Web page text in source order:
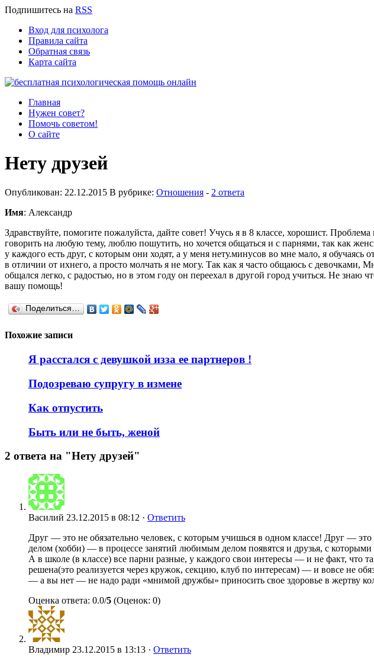
Подпишитесь на RSS
Вход для психолога
Правила сайта
Обратная связь
Карта сайта
Главная
Нужен совет?
Помочь советом!
О сайте
Нету друзей
Опубликован: 22.12.2015 В рубрике: Отношения - 2 ответа
Имя: Александр
Здравствуйте, помогите пожалуйста, дайте совет! Учусь я в 8 классе, хорошист.
говорить на любую тему, люблю пошутить, но хочется общаться и с парнями, так как
у каждого есть друг, с которым они ходят, а у меня нету.минусов во мне мало, я
в отличии от ихнего, а просто молчать я не могу. Так как я часто общаюсь с
общался легко, с радостью, но в этом году он переехал в другой город учиться. Не
вашу помощь!
Поделиться…
Похожие записи
Я расстался с девушкой изза ее партнеров !
Подозреваю супругу в измене
Как отпустить
Быть или не быть, женой
2 ответа на "Нету друзей"
Василий 23.12.2015 в 08:12 · Ответить
Друг — это не обязательно человек, с которым учишься в одном классе! Друг —
делом (хобби) — в процессе занятий любимым делом появятся и друзья, с
А в школе (в классе) все парни разные, у каждого свои интересы — и не факт, что
решена(это реализуется через кружок, секцию, клуб по интересам) — и вовсе не
— а вы нет — не надо ради «мнимой дружбы» приносить свое здоровье в жертву
Оценка ответа: 0.0/5 (Оценок: 0)
Владимир 23.12.2015 в 13:13 · Ответить